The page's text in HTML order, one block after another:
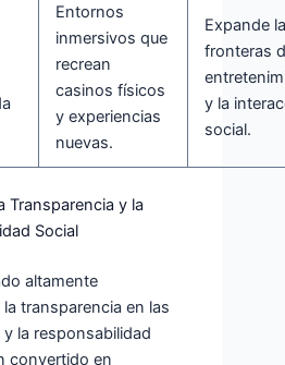
Entornos
inmersivos que
recrean
casinos físicos
y experiencias
nuevas.
Expande
fronteras
y la
social.
Transparencia y la
Social
altamente
transparencia en las
la responsabilidad
convertido en